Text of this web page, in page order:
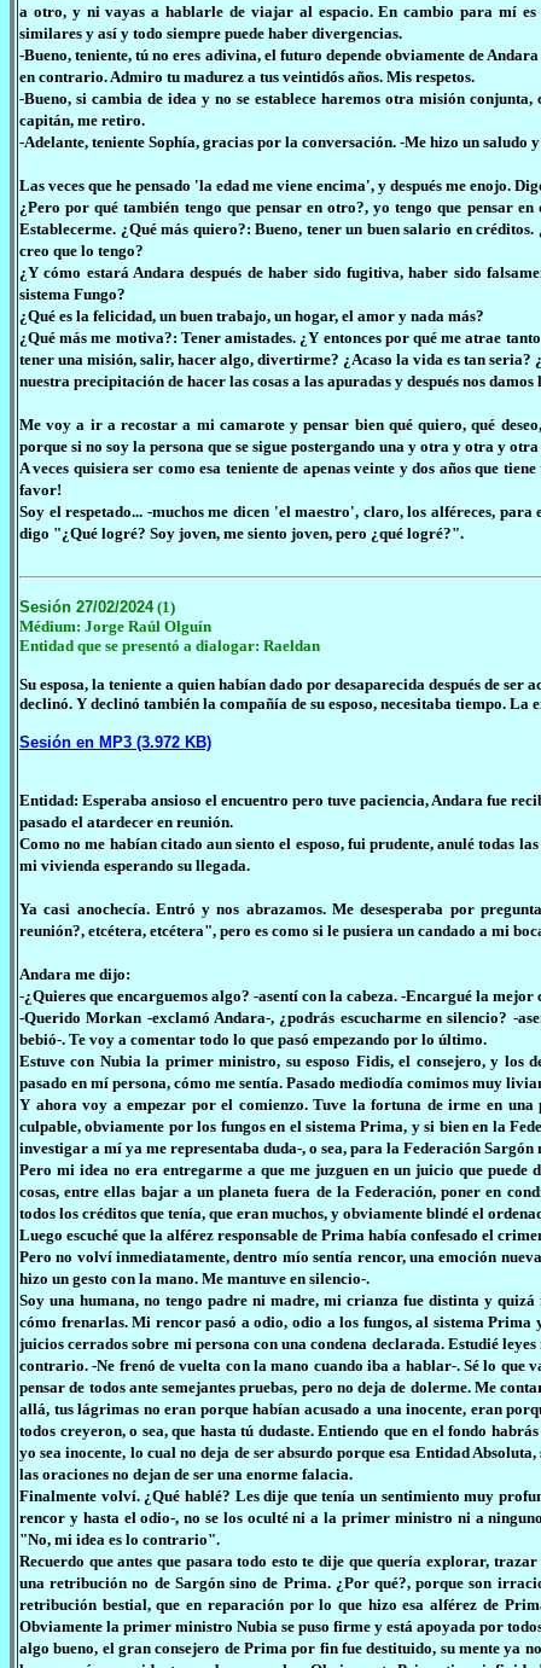
a otro, y ni vayas a hablarle de viajar al espacio. En cambio para mí es
similares y así y todo siempre puede haber divergencias.
-Bueno, teniente, tú no eres adivina, el futuro depende obviamente de
en contrario. Admiro tu madurez a tus veintidós años. Mis respetos.
-Bueno, si cambia de idea y no se establece haremos otra misión
capitán, me retiro.
-Adelante, teniente Sophía, gracias por la conversación. -Me hizo un saludo
Las veces que he pensado 'la edad me viene encima', y después me enojo.
¿Pero por qué también tengo que pensar en otro?, yo tengo que pensar
Establecerme. ¿Qué más quiero?: Bueno, tener un buen salario en
creo que lo tengo?
¿Y cómo estará Andara después de haber sido fugitiva, haber sido
sistema Fungo?
¿Qué es la felicidad, un buen trabajo, un hogar, el amor y nada más?
¿Qué más me motiva?: Tener amistades. ¿Y entonces por qué me atrae
tener una misión, salir, hacer algo, divertirme? ¿Acaso la vida es tan
nuestra precipitación de hacer las cosas a las apuradas y después nos
Me voy a ir a recostar a mi camarote y pensar bien qué quiero, qué
porque si no soy la persona que se sigue postergando una y otra y otra y
A veces quisiera ser como esa teniente de apenas veinte y dos años que
favor!
Soy el respetado... -muchos me dicen 'el maestro', claro, los alféreces,
digo "¿Qué logré? Soy joven, me siento joven, pero ¿qué logré?".
Sesión 27/02/2024(1)
Médium: Jorge Raúl Olguín
Entidad que se presentó a dialogar: Raeldan
Su esposa, la teniente a quien habían dado por desaparecida después de
declinó. Y declinó también la compañía de su esposo, necesitaba tiempo. La
Sesión en MP3 (3.972 KB)
Entidad: Esperaba ansioso el encuentro pero tuve paciencia, Andara fue
pasado el atardecer en reunión.
Como no me habían citado aun siento el esposo, fui prudente, anulé todas
mi vivienda esperando su llegada.
Ya casi anochecía. Entró y nos abrazamos. Me desesperaba por
reunión?, etcétera, etcétera", pero es como si le pusiera un candado a mi
Andara me dijo:
-¿Quieres que encarguemos algo? -asentí con la cabeza. -Encargué la
-Querido Morkan -exclamó Andara-, ¿podrás escucharme en silencio? -
bebió-. Te voy a comentar todo lo que pasó empezando por lo último.
Estuve con Nubia la primer ministro, su esposo Fidis, el consejero, y los
pasado en mí persona, cómo me sentía. Pasado mediodía comimos muy
Y ahora voy a empezar por el comienzo. Tuve la fortuna de irme en
culpable, obviamente por los fungos en el sistema Prima, y si bien en la
investigar a mí ya me representaba duda-, o sea, para la Federación
Pero mi idea no era entregarme a que me juzguen en un juicio que
cosas, entre ellas bajar a un planeta fuera de la Federación, poner en
todos los créditos que tenía, que eran muchos, y obviamente blindé el
Luego escuché que la alférez responsable de Prima había confesado el
Pero no volví inmediatamente, dentro mío sentía rencor, una emoción
hizo un gesto con la mano. Me mantuve en silencio-.
Soy una humana, no tengo padre ni madre, mi crianza fue distinta y
cómo frenarlas. Mi rencor pasó a odio, odio a los fungos, al sistema
juicios cerrados sobre mi persona con una condena declarada. Estudié
contrario. -Ne frenó de vuelta con la mano cuando iba a hablar-. Sé lo que
pensar de todos ante semejantes pruebas, pero no deja de dolerme. Me
allá, tus lágrimas no eran porque habían acusado a una inocente, eran
todos creyeron, o sea, que hasta tú dudaste. Entiendo que en el fondo
yo sea inocente, lo cual no deja de ser absurdo porque esa Entidad
las oraciones no dejan de ser una enorme falacia.
Finalmente volví. ¿Qué hablé? Les dije que tenía un sentimiento muy
rencor y hasta el odio-, no se los oculté ni a la primer ministro ni a
"No, mi idea es lo contrario".
Recuerdo que antes que pasara todo esto te dije que quería explorar,
una retribución no de Sargón sino de Prima. ¿Por qué?, porque son
retribución bestial, que en reparación por lo que hizo esa alférez de
Obviamente la primer ministro Nubia se puso firme y está apoyada por
algo bueno, el gran consejero de Prima por fin fue destituido, su mente ya